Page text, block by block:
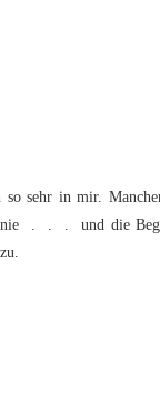
so sehr in mir.
. . . und die